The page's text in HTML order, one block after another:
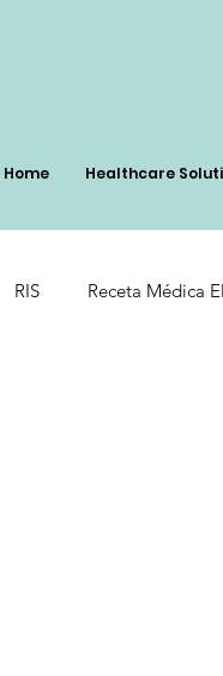
Home Healthcare
RIS Receta Médica